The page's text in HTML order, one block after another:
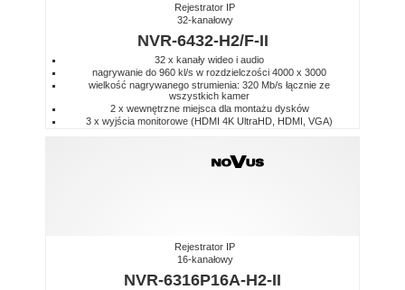
Rejestrator IP
32-kanałowy
NVR-6432-H2/F-II
32 x kanały wideo i audio
nagrywanie do 960 kl/s w rozdzielczości 4000 x 3000
wielkość nagrywanego strumienia: 320 Mb/s łącznie ze
wszystkich kamer
2 x wewnętrzne miejsca dla montażu dysków
3 x wyjścia monitorowe (HDMI 4K UltraHD, HDMI, VGA)
Rejestrator IP
16-kanałowy
NVR-6316P16A-H2-II